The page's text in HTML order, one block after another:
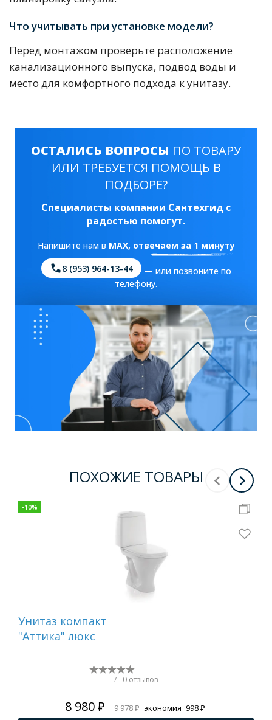
Что учитывать при установке модели?
Перед монтажом проверьте расположение
канализационного выпуска, подвод воды и
место для комфортного подхода к унитазу.
ОСТАЛИСЬ ВОПРОСЫ ПО ТОВАРУ
ИЛИ ТРЕБУЕТСЯ ПОМОЩЬ В
ПОДБОРЕ?
Специалисты компании Сантехгид с
радостью помогут.
Напишите нам в MAX, отвечаем за 1 минуту
8 (953) 964-13-44
— или позвоните по
телефону.
ПОХОЖИЕ ТОВАРЫ
-10%
Унитаз компакт
"Аттика" люкс
/ 0 отзывов
8 980 ₽ 9 978 ₽ экономия 998 ₽